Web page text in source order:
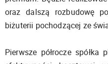
oraz dalszą rozbudowę
biżuterii pochodzącej ze
Pierwsze półrocze